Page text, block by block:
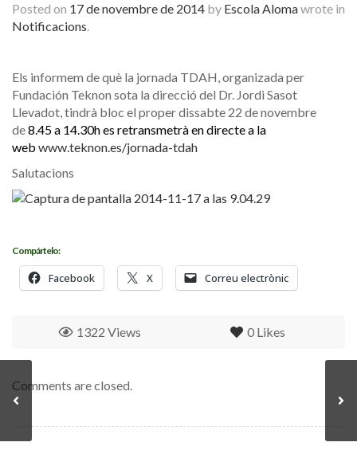
Posted on 17 de novembre de 2014 by Escola Alomawrote in
Notificacions.
Els informem de què la jornada TDAH, organizada per
Fundación Teknon sota la direcció del Dr. Jordi Sasot
Llevadot, tindrà bloc el proper dissabte 22 de novembre
de8.45 a 14.30h es retransmetrà en directe a la
web www.teknon.es/jornada-tdah
Salutacions
Compártelo:
Facebook X Correu electrònic
0 Likes
1322 Views
Comments are closed.